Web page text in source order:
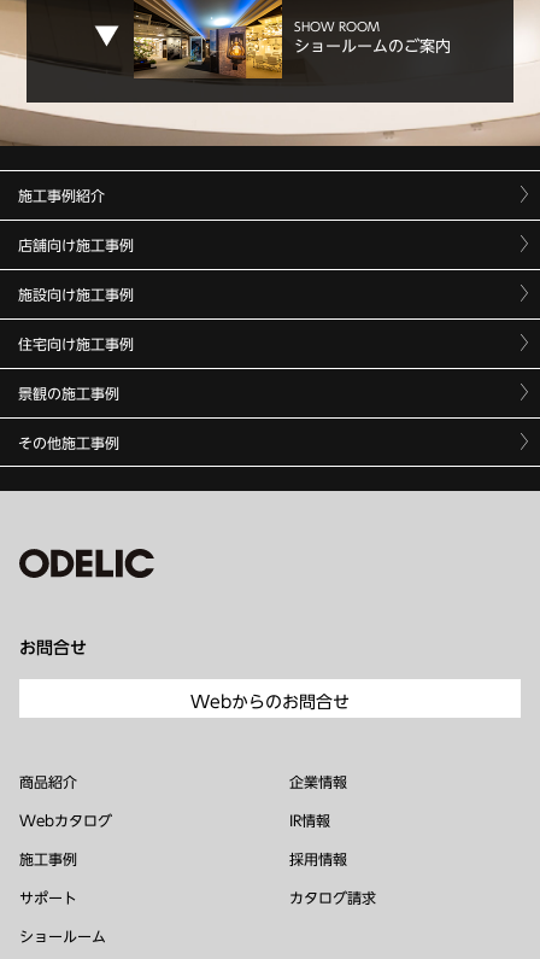
SHOW ROOM
ショールームのご案内
施工事例紹介
店舗向け施工事例
施設向け施工事例
住宅向け施工事例
景観の施工事例
その他施工事例
お問合せ
Webからのお問合せ
商品紹介
Webカタログ
施工事例
サポート
ショールーム
企業情報
IR情報
採用情報
カタログ請求